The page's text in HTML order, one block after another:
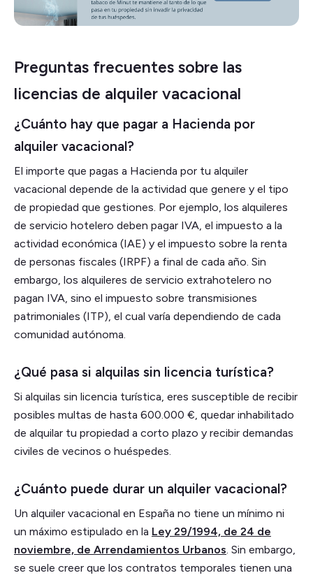
Preguntas frecuentes sobre las
licencias de alquiler vacacional
¿Cuánto hay que pagar a Hacienda por
alquiler vacacional?
El importe que pagas a Hacienda por tu alquiler
vacacional depende de la actividad que genere y el tipo
de propiedad que gestiones. Por ejemplo, los alquileres
de servicio hotelero deben pagar IVA, el impuesto a la
actividad económica (IAE) y el impuesto sobre la renta
de personas fiscales (IRPF) a final de cada año. Sin
embargo, los alquileres de servicio extrahotelero no
pagan IVA, sino el impuesto sobre transmisiones
patrimoniales (ITP), el cual varía dependiendo de cada
comunidad autónoma.
¿Qué pasa si alquilas sin licencia turística?
Si alquilas sin licencia turística, eres susceptible de recibir
posibles multas de hasta 600.000 €, quedar inhabilitado
de alquilar tu propiedad a corto plazo y recibir demandas
civiles de vecinos o huéspedes.
¿Cuánto puede durar un alquiler vacacional?
Un alquiler vacacional en España no tiene un mínimo ni
un máximo estipulado en la Ley 29/1994, de 24 de
noviembre, de Arrendamientos Urbanos . Sin embargo,
se suele creer que los contratos temporales tienen una